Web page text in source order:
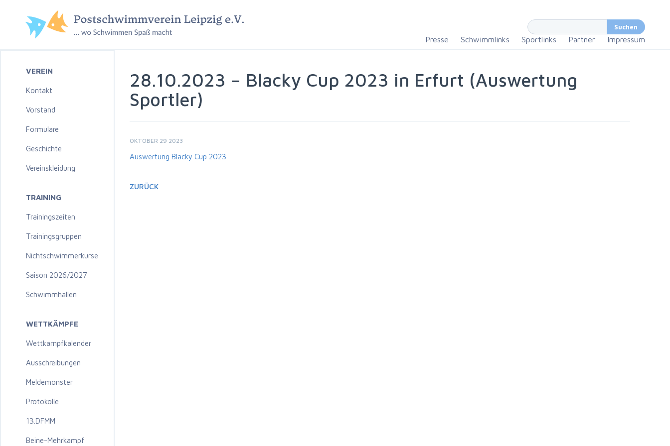
Presse Schwimmlinks Sportlinks Partner Impressum
VEREIN
Kontakt
Vorstand
Formulare
Geschichte
Vereinskleidung
TRAINING
Trainingszeiten
Trainingsgruppen
Nichtschwimmerkurse
Saison 2026/2027
Schwimmhallen
WETTKÄMPFE
Wettkampfkalender
Ausschreibungen
Meldemonster
Protokolle
13.DFMM
Beine-Mehrkampf
28.10.2023 – Blacky Cup 2023 in Erfurt (Auswertung
Sportler)
OKTOBER 29 2023
Auswertung Blacky Cup 2023
ZURÜCK